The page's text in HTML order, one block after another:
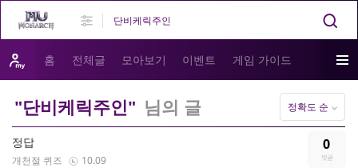
홈 전체글 모아보기 이벤트 게임 가이드
"단비케릭주인" 님의 글 정확도 순
정답 0
개천절 퀴즈 10.09